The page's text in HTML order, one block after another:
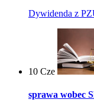
Dywidenda z
10 Cze
sprawa wobec